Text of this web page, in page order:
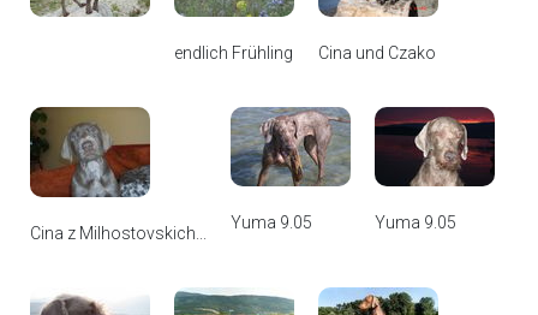
endlich Frühling Cina und Czako
Cina z Milhostovskich...
Yuma 9.05 Yuma 9.05